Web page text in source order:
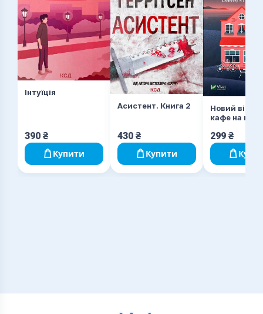
Книга отримала схвальні відгуки за глибокий, але
водночас доступний підхід до внутрішнього
зцілення та розвитку непохитної впевненості у
собі.
Інтуїція
390 ₴
Купити
Асистент. Книга 2
430 ₴
Купити
Новий
кафе на
299 ₴